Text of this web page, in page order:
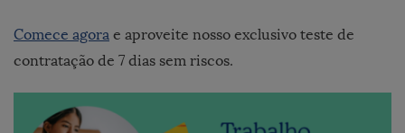
Comece agora e aproveite nosso exclusivo teste de
contratação de 7 dias sem riscos.